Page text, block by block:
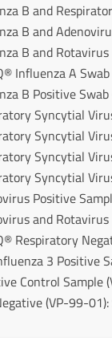
B and
B and
B and
Influenza A
B Positive
Syncytial
Syncytial
Syncytial
Syncytial
Positive
and
Respiratory
3 Positive
Control Sample
(VP-99-01):